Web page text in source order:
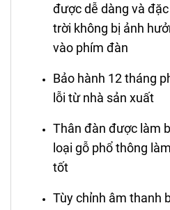
được dễ dàng và
trời không bị ảnh
vào phím đàn
Bảo hành 12 tháng
lỗi từ nhà sản xuất
Thân đàn được làm
loại gỗ phổ thông
tốt
Tùy chỉnh âm thanh